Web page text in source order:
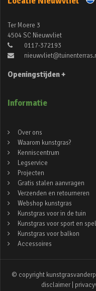
Ter Moere 3
4504 SC Nieuwvliet
0117-372193
Openingstijden +
Informatie
Over ons
Waarom kunstgras?
Kenniscentrum
Legservice
Projecten
Gratis stalen aanvragen
Verzenden en retourneren
Webshop kunstgras
Kunstgras voor in de tuin
Kunstgras voor sport en spel
Kunstgras voor balkon
Accessoires
© copyright
disclaimer